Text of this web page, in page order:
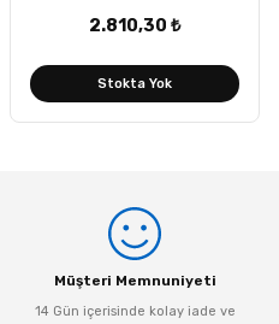
2.810,30 ₺
Stokta Yok
Müşteri Memnuniyeti
14 Gün içerisinde kolay iade ve